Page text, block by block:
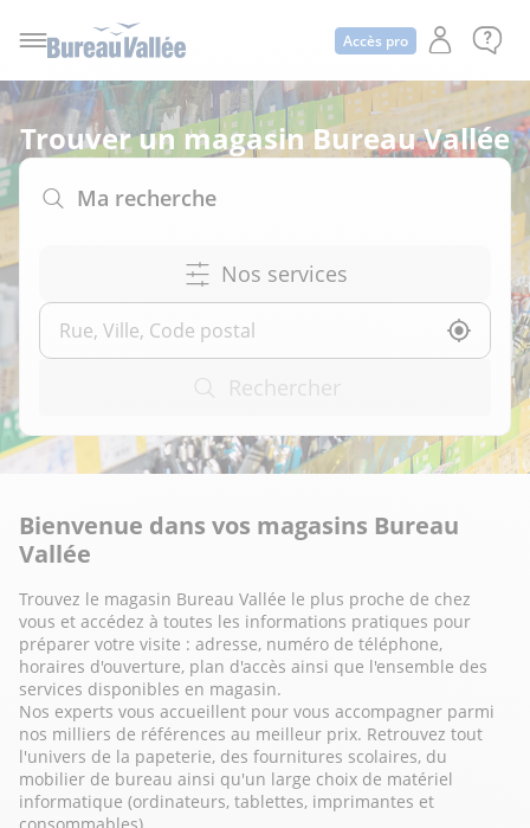
Accès pro
Trouver un magasin Bureau Vallée
Ma recherche
Nos services
Rechercher
Bienvenue dans vos magasins Bureau
Vallée
Trouvez le magasin Bureau Vallée le plus proche de chez
vous et accédez à toutes les informations pratiques pour
préparer votre visite : adresse, numéro de téléphone,
horaires d'ouverture, plan d'accès ainsi que l'ensemble des
services disponibles en magasin.
Nos experts vous accueillent pour vous accompagner parmi
nos milliers de références au meilleur prix. Retrouvez tout
l'univers de la papeterie, des fournitures scolaires, du
mobilier de bureau ainsi qu'un large choix de matériel
informatique (ordinateurs, tablettes, imprimantes et